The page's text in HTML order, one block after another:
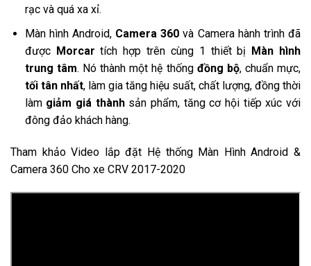
rạc và quá xa xỉ.
Màn hình Android, Camera 360 và Camera hành trình đã
được Morcar tích hợp trên cùng 1 thiết bị Màn hình
trung tâm. Nó thành một hệ thống đồng bộ, chuẩn mực,
tối tân nhất, làm gia tăng hiệu suất, chất lượng, đồng thời
làm giảm giá thànhsản phẩm, tăng cơ hội tiếp xúc với
đông đảo khách hàng.
Tham khảo Video lắp đặt Hệ thống Màn Hình Android &
Camera 360 Cho xe CRV 2017-2020